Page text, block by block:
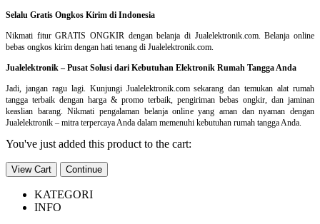
Selalu Gratis Ongkos Kirim di Indonesia
Nikmati fitur GRATIS ONGKIR dengan belanja di Jualelektronik.com. Belanja online
bebas ongkos kirim dengan hati tenang di Jualelektronik.com.
Jualelektronik – Pusat Solusi dari Kebutuhan Elektronik Rumah Tangga Anda
Jadi, jangan ragu lagi. Kunjungi Jualelektronik.com sekarang dan temukan alat rumah
tangga terbaik dengan harga & promo terbaik, pengiriman bebas ongkir, dan jaminan
keaslian barang. Nikmati pengalaman belanja online yang aman dan nyaman dengan
Jualelektronik – mitra terpercaya Anda dalam memenuhi kebutuhan rumah tangga Anda.
You've just added this product to the cart:
View Cart Continue
KATEGORI
INFO